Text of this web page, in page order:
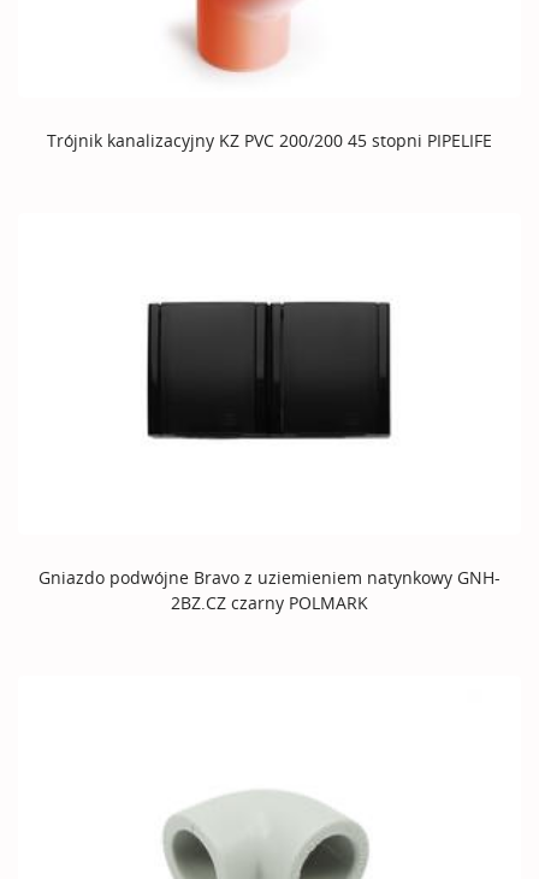
Trójnik kanalizacyjny KZ PVC 200/200 45 stopni PIPELIFE
Gniazdo podwójne Bravo z uziemieniem natynkowy GNH-
2BZ.CZ czarny POLMARK